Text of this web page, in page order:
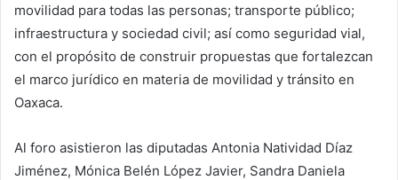
movilidad para todas las personas; transporte público;
infraestructura y sociedad civil; así como seguridad vial,
con el propósito de construir propuestas que fortalezcan
el marco jurídico en materia de movilidad y tránsito en
Oaxaca.
Al foro asistieron las diputadas Antonia Natividad Díaz
Jiménez, Mónica Belén López Javier, Sandra Daniela